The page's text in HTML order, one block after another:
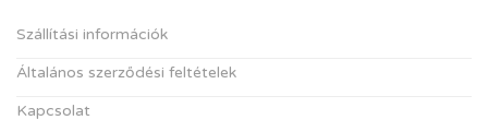
Szállítási információk
Általános szerződési feltételek
Kapcsolat